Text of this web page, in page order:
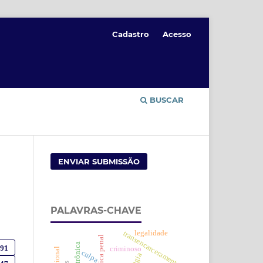
BUSCAR
Cadastro Acesso
ENVIAR SUBMISSÃO
PALAVRAS-CHAVE
criminoso
culpa transencarceramento
legalidade